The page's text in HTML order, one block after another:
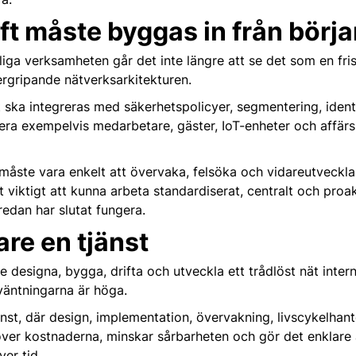
måste byggas in från
verksamheten går det inte längre att se det som en
nätverksarkitekturen.
integreras med säkerhetspolicyer, segmentering,
exempelvis medarbetare, gäster, IoT-enheter och
vara enkelt att övervaka, felsöka och
viktigt att kunna arbeta standardiserat, centralt och
har slutat fungera.
en tjänst
designa, bygga, drifta och utveckla ett trådlöst nät
är höga.
där design, implementation, övervakning,
kostnaderna, minskar sårbarheten och gör det